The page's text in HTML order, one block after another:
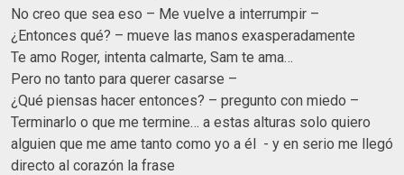
No creo que sea eso – Me vuelve a interrumpir –
¿Entonces qué? – mueve las manos exasperadamente
Te amo Roger, intenta calmarte, Sam te ama…
Pero no tanto para querer casarse –
¿Qué piensas hacer entonces? – pregunto con miedo –
Terminarlo o que me termine… a estas alturas solo quiero
alguien que me ame tanto como yo a él - y en serio me llegó
directo al corazón la frase